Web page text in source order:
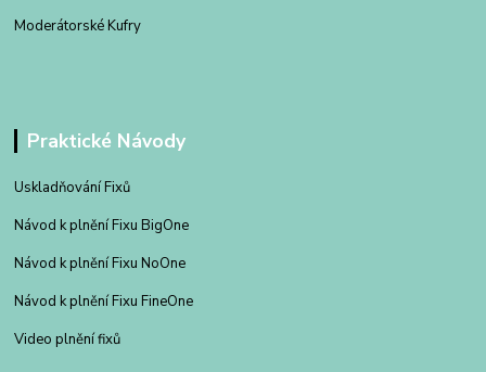
Moderátorské Kufry
Praktické Návody
Uskladňování Fixů
Návod k plnění Fixu BigOne
Návod k plnění Fixu NoOne
Návod k plnění Fixu FineOne
Video plnění fixů